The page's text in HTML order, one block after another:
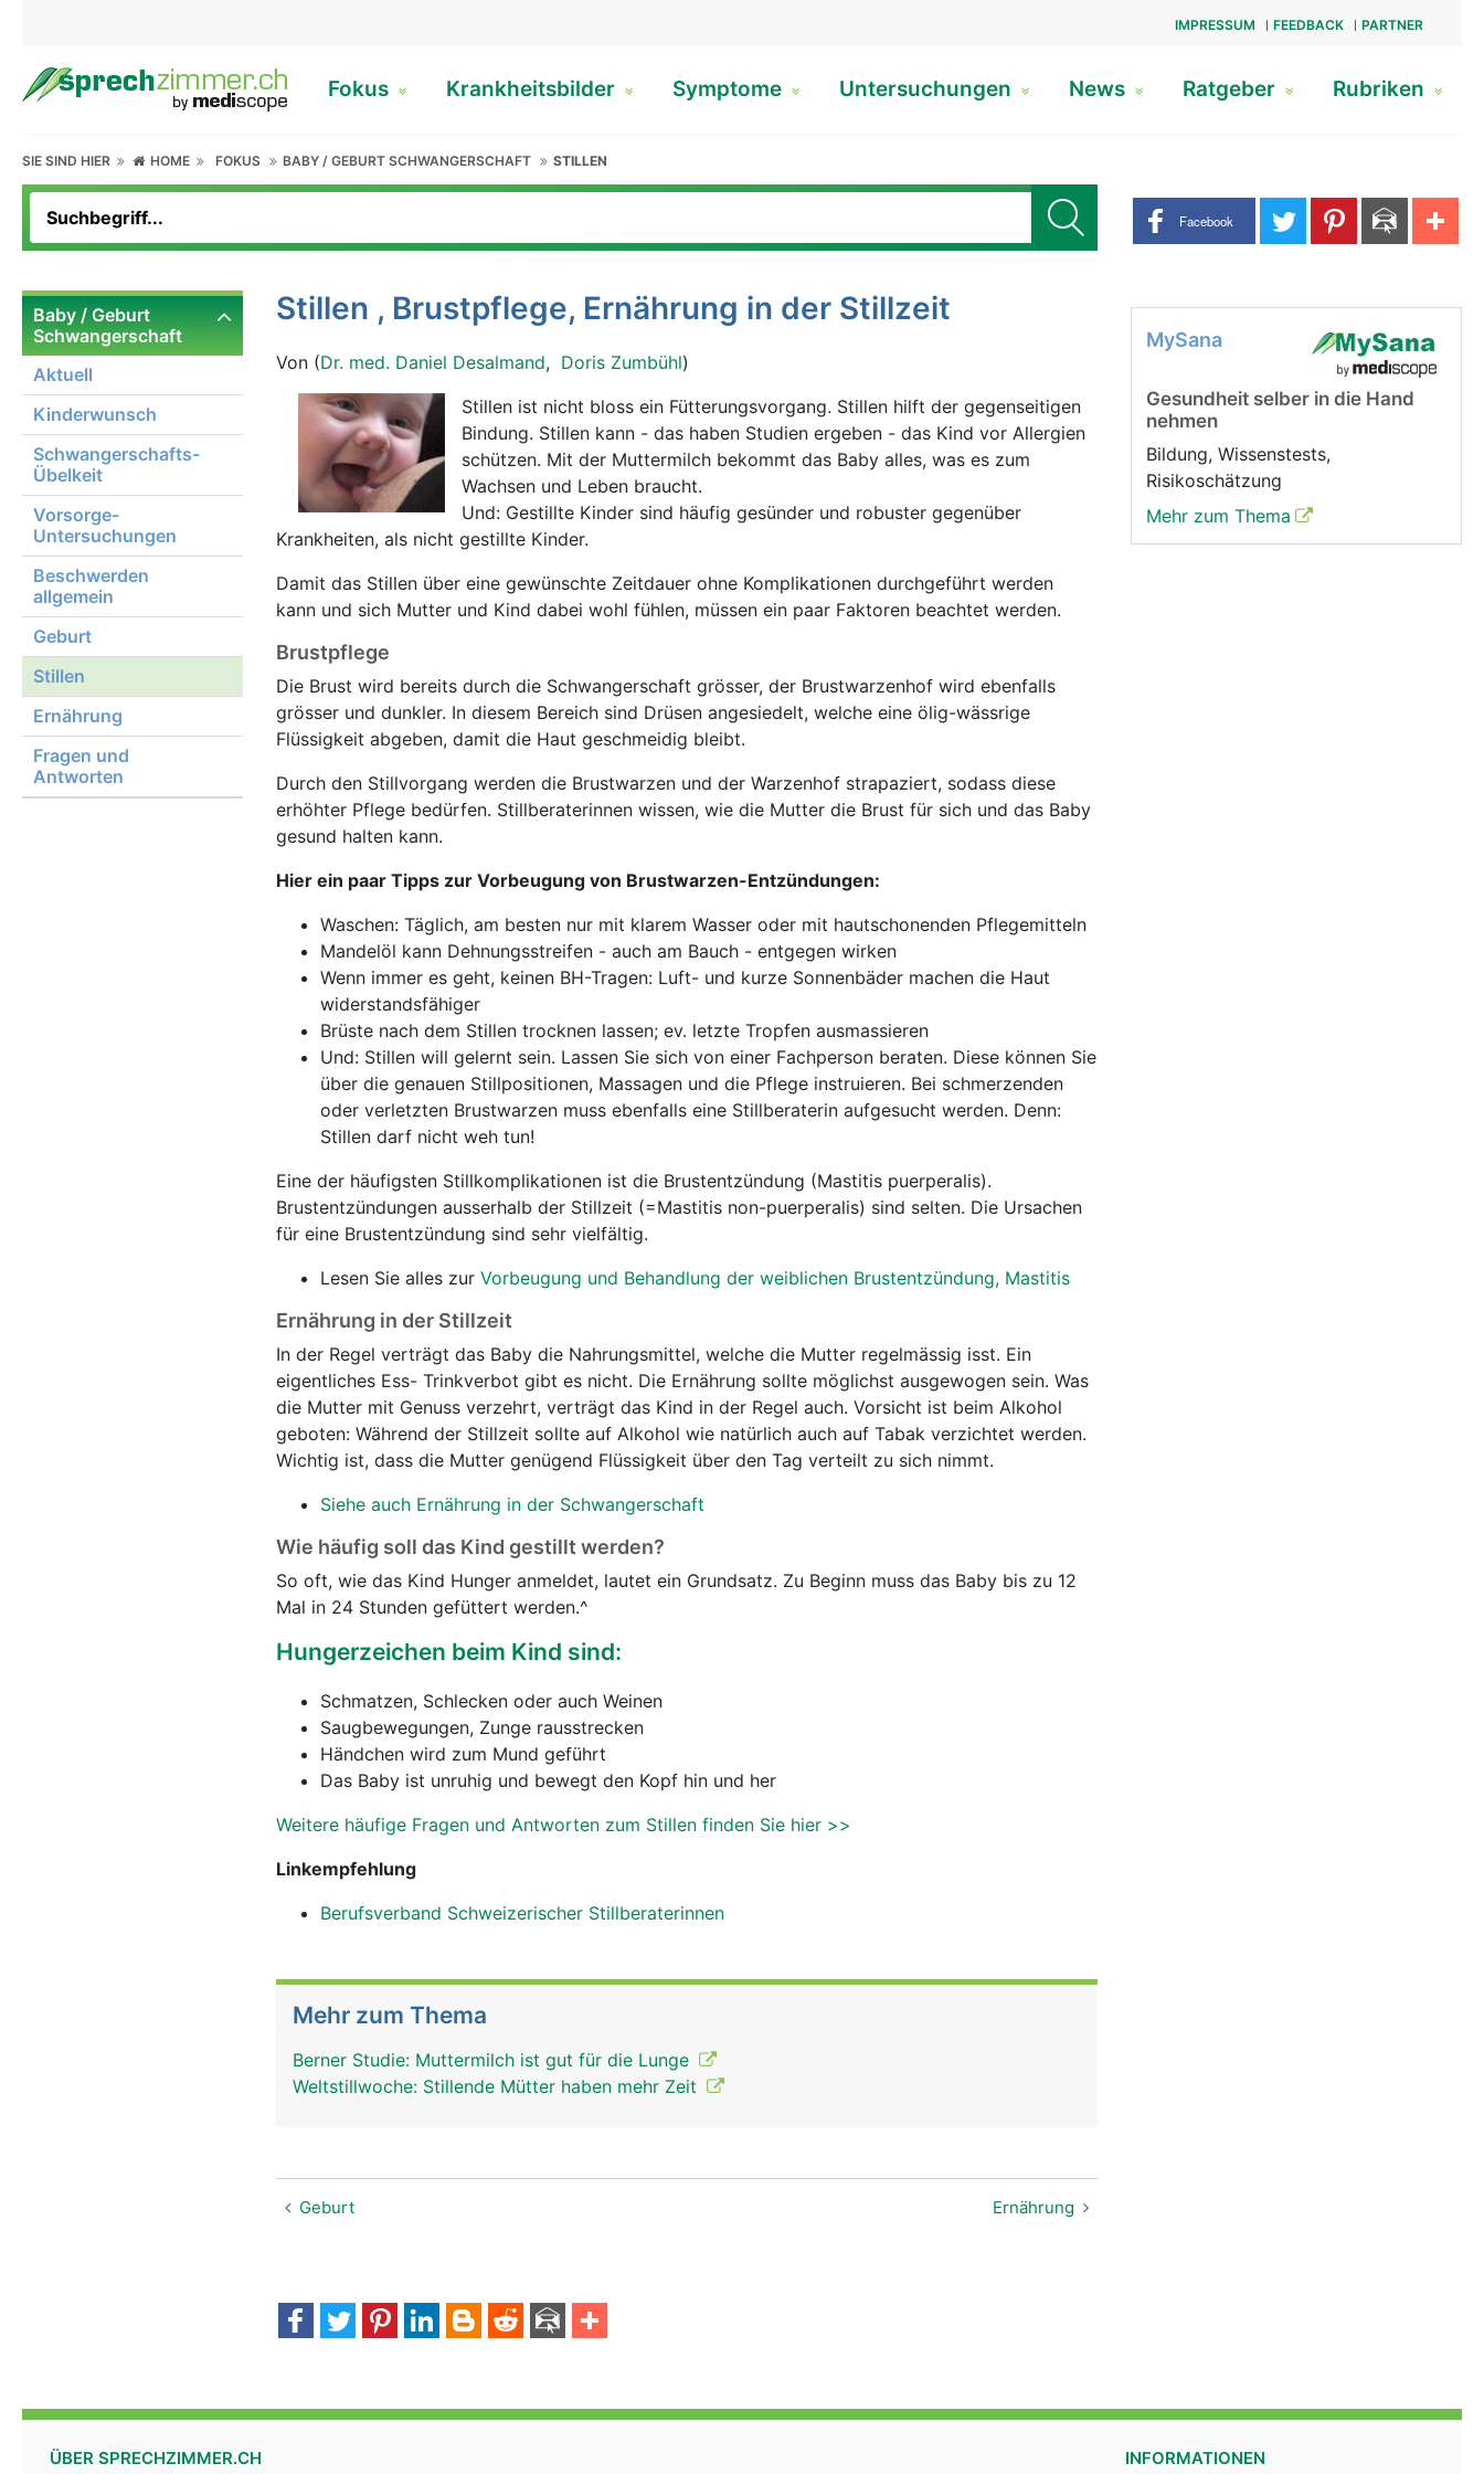
IMPRESSUM FEEDBACK PARTNER
Fokus Krankheitsbilder Symptome Untersuchungen News Ratgeber Rubriken
SIE SIND HIER HOME FOKUS BABY / GEBURT SCHWANGERSCHAFT STILLEN
Share buttons
Facebook
Baby / Geburt
Schwangerschaft
Aktuell
Kinderwunsch
Schwangerschafts-
Übelkeit
Vorsorge-
Untersuchungen
Beschwerden
allgemein
Geburt
Stillen
Ernährung
Fragen und
Antworten
Stillen , Brustpflege, Ernährung in der Stillzeit
Von (Dr. med. Daniel Desalmand, Doris Zumbühl)
Stillen ist nicht bloss ein Fütterungsvorgang. Stillen hilft der gegenseitigen
Bindung. Stillen kann - das haben Studien ergeben - das Kind vor Allergien
schützen. Mit der Muttermilch bekommt das Baby alles, was es zum
Wachsen und Leben braucht.
Und: Gestillte Kinder sind häufig gesünder und robuster gegenüber
Krankheiten, als nicht gestillte Kinder.
Damit das Stillen über eine gewünschte Zeitdauer ohne Komplikationen durchgeführt werden
kann und sich Mutter und Kind dabei wohl fühlen, müssen ein paar Faktoren beachtet werden.
Brustpflege
Die Brust wird bereits durch die Schwangerschaft grösser, der Brustwarzenhof wird ebenfalls
grösser und dunkler. In diesem Bereich sind Drüsen angesiedelt, welche eine ölig-wässrige
Flüssigkeit abgeben, damit die Haut geschmeidig bleibt.
Durch den Stillvorgang werden die Brustwarzen und der Warzenhof strapaziert, sodass diese
erhöhter Pflege bedürfen. Stillberaterinnen wissen, wie die Mutter die Brust für sich und das Baby
gesund halten kann.
Hier ein paar Tipps zur Vorbeugung von Brustwarzen-Entzündungen:
Waschen: Täglich, am besten nur mit klarem Wasser oder mit hautschonenden Pflegemitteln
Mandelöl kann Dehnungsstreifen - auch am Bauch - entgegen wirken
Wenn immer es geht, keinen BH-Tragen: Luft- und kurze Sonnenbäder machen die Haut
widerstandsfähiger
Brüste nach dem Stillen trocknen lassen; ev. letzte Tropfen ausmassieren
Und: Stillen will gelernt sein. Lassen Sie sich von einer Fachperson beraten. Diese können Sie
über die genauen Stillpositionen, Massagen und die Pflege instruieren. Bei schmerzenden
oder verletzten Brustwarzen muss ebenfalls eine Stillberaterin aufgesucht werden. Denn:
Stillen darf nicht weh tun!
Eine der häufigsten Stillkomplikationen ist die Brustentzündung (Mastitis puerperalis).
Brustentzündungen ausserhalb der Stillzeit (=Mastitis non-puerperalis) sind selten. Die Ursachen
für eine Brustentzündung sind sehr vielfältig.
Lesen Sie alles zur Vorbeugung und Behandlung der weiblichen Brustentzündung, Mastitis
Ernährung in der Stillzeit
In der Regel verträgt das Baby die Nahrungsmittel, welche die Mutter regelmässig isst. Ein
eigentliches Ess- Trinkverbot gibt es nicht. Die Ernährung sollte möglichst ausgewogen sein. Was
die Mutter mit Genuss verzehrt, verträgt das Kind in der Regel auch. Vorsicht ist beim Alkohol
geboten: Während der Stillzeit sollte auf Alkohol wie natürlich auch auf Tabak verzichtet werden.
Wichtig ist, dass die Mutter genügend Flüssigkeit über den Tag verteilt zu sich nimmt.
Siehe auch Ernährung in der Schwangerschaft
Wie häufig soll das Kind gestillt werden?
So oft, wie das Kind Hunger anmeldet, lautet ein Grundsatz. Zu Beginn muss das Baby bis zu 12
Mal in 24 Stunden gefüttert werden.^
Hungerzeichen beim Kind sind:
Schmatzen, Schlecken oder auch Weinen
Saugbewegungen, Zunge rausstrecken
Händchen wird zum Mund geführt
Das Baby ist unruhig und bewegt den Kopf hin und her
Weitere häufige Fragen und Antworten zum Stillen finden Sie hier >>
Linkempfehlung
Berufsverband Schweizerischer Stillberaterinnen
Mehr zum Thema
Berner Studie: Muttermilch ist gut für die Lunge
Weltstillwoche: Stillende Mütter haben mehr Zeit
Geburt Ernährung
MySana
Gesundheit selber in die Hand
nehmen
Bildung, Wissenstests,
Risikoschätzung
Mehr zum Thema
ÜBER SPRECHZIMMER.CH INFORMATIONEN